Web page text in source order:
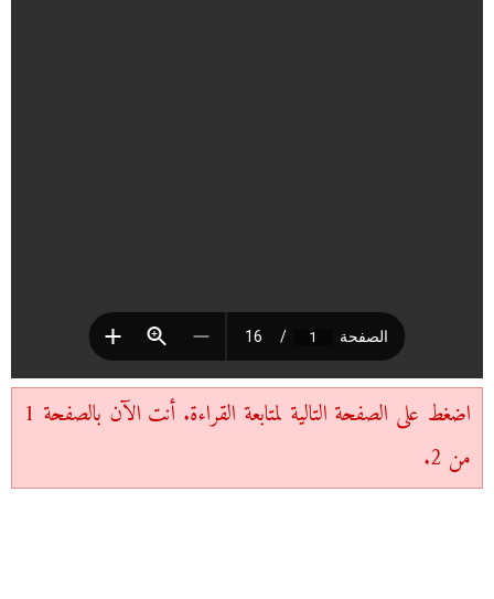
اضغط على الصفحة التالية لمتابعة القراءة. أنت الآن بالصفحة 1
من 2.